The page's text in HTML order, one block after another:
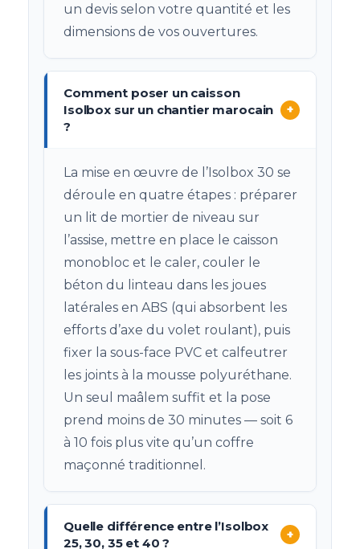
un devis selon votre quantité et les
dimensions de vos ouvertures.
Comment poser un caisson
Isolbox sur un chantier marocain
?
+
La mise en œuvre de l’Isolbox 30 se
déroule en quatre étapes : préparer
un lit de mortier de niveau sur
l’assise, mettre en place le caisson
monobloc et le caler, couler le
béton du linteau dans les joues
latérales en ABS (qui absorbent les
efforts d’axe du volet roulant), puis
fixer la sous-face PVC et calfeutrer
les joints à la mousse polyuréthane.
Un seul maâlem suffit et la pose
prend moins de 30 minutes — soit 6
à 10 fois plus vite qu’un coffre
maçonné traditionnel.
Quelle différence entre l’Isolbox
25, 30, 35 et 40 ?
+